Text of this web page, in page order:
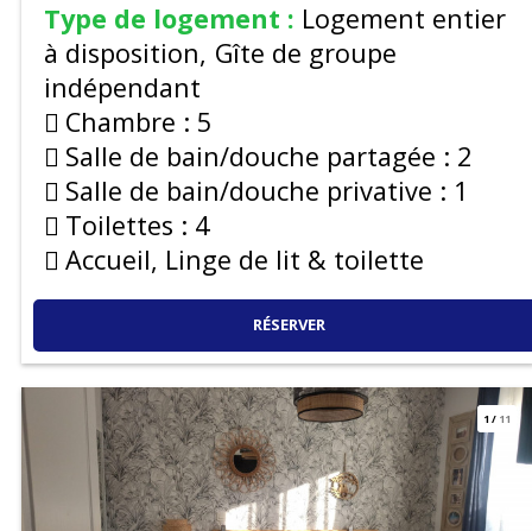
Type de logement : Logement entier
à disposition Gîte de groupe
indépendant
Chambre : 5
Salle de bain/douche partagée : 2
Salle de bain/douche privative : 1
Toilettes : 4
Accueil, Linge de lit & toilette
RÉSERVER
1/ 11